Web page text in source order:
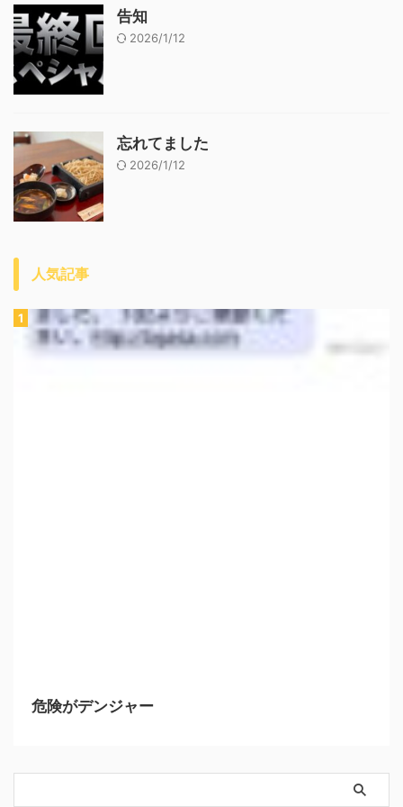
告知
2026/1/12
忘れてました
2026/1/12
人気記事
危険がデンジャー